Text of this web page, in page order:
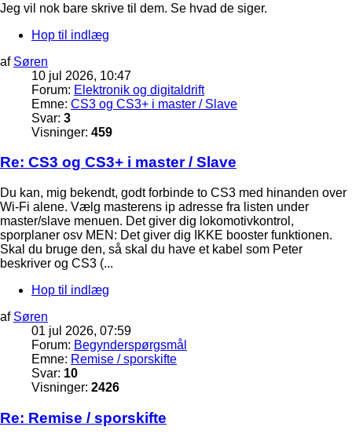
Jeg vil nok bare skrive til dem. Se hvad de siger.
Hop til indlæg
af Søren
10 jul 2026, 10:47
Forum: Elektronik og digitaldrift
Emne: CS3 og CS3+ i master / Slave
Svar: 3
Visninger: 459
Re: CS3 og CS3+ i master / Slave
Du kan, mig bekendt, godt forbinde to CS3 med hinanden over
Wi-Fi alene. Vælg masterens ip adresse fra listen under
master/slave menuen. Det giver dig lokomotivkontrol,
sporplaner osv MEN: Det giver dig IKKE booster funktionen.
Skal du bruge den, så skal du have et kabel som Peter
beskriver og CS3 (...
Hop til indlæg
af Søren
01 jul 2026, 07:59
Forum: Begynderspørgsmål
Emne: Remise / sporskifte
Svar: 10
Visninger: 2426
Re: Remise / sporskifte